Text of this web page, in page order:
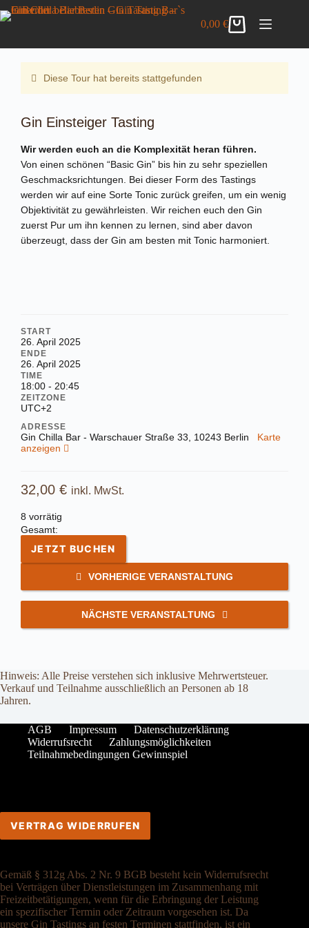
Zum
Inhalt
Gin Einsteiger Tasting
DETAILS ANZEIGEN
Warenkorb
0,00€
Diese Tour hat bereits stattgefunden
Gin Einsteiger Tasting
Wir werden euch an die Komplexität heran führen.
Von einen schönen “Basic Gin” bis hin zu sehr speziellen
Geschmacksrichtungen. Bei dieser Form des Tastings
werden wir auf eine Sorte Tonic zurück greifen, um ein wenig
Objektivität zu gewährleisten. Wir reichen euch den Gin
zuerst Pur um ihn kennen zu lernen, sind aber davon
überzeugt, dass der Gin am besten mit Tonic harmoniert.
START
26. April 2025
ENDE
26. April 2025
TIME
18:00 - 20:45
ZEITZONE
UTC+2
ADRESSE
Gin Chilla Bar - Warschauer Straße 33, 10243 Berlin Karte
anzeigen
32,00 € inkl. MwSt.
8 vorrätig
Gesamt:
JETZT BUCHEN
VORHERIGE VERANSTALTUNG
NÄCHSTE VERANSTALTUNG
Hinweis: Alle Preise verstehen sich inklusive Mehrwertsteuer.
Verkauf und Teilnahme ausschließlich an Personen ab 18
Jahren.
AGB Impressum
Datenschutzerklärung
Widerrufsrecht
Zahlungsmöglichkeiten
Teilnahmebedingungen Gewinnspiel
VERTRAG WIDERRUFEN
Gemäß § 312g Abs. 2 Nr. 9 BGB besteht kein Widerrufsrecht
bei Verträgen über Dienstleistungen im Zusammenhang mit
Freizeitbetätigungen, wenn für die Erbringung der Leistung
ein spezifischer Termin oder Zeitraum vorgesehen ist. Da
unsere Gin Tastings an festen Terminen stattfinden, ist ein